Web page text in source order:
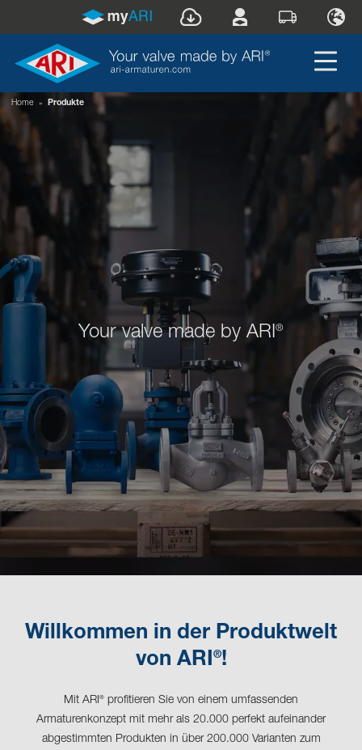
Home » Produkte
Your valve made by ARI®
Willkommen in der Produktwelt
von ARI®!
Mit ARI®
profitieren Sie von einem umfassenden
Armaturenkonzept mit mehr als 20.000 perfekt aufeinander
abgestimmten Produkten in über 200.000 Varianten zum